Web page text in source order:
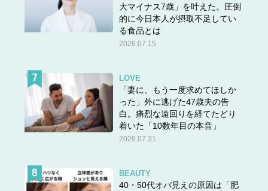
大マイナス7歳」を叶えた。圧倒
的に今日本人が摂取不足してい
る食品とは
2026.07.15
LOVE
「妻に、もう一度求めてほしか
った」外に逃げた47歳夫の告
白。痛烈な遠回りを経てたどり
着いた「10数年目の本音」
2026.07.31
BEAUTY
40・50代オバ見えの原因は「肥